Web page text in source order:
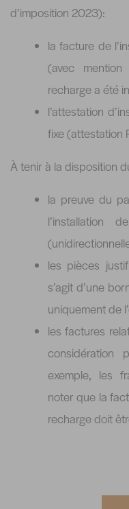
d’imposition 2023):
la facture de
(avec
recharge a été
l’attestation
fixe (attestation
À tenir à la disposition
la preuve du
l’installation
les pièces
s’agit d’une
uniquement de
les factures
considération
exemple, les
noter que la
recharge doit